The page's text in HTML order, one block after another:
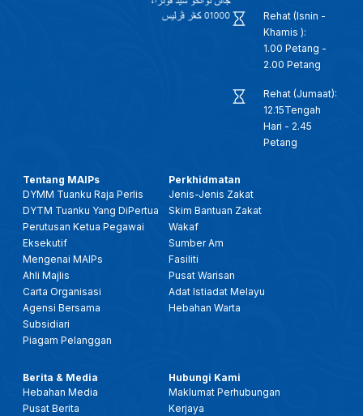
Rehat (Isnin -
Khamis ):
1.00 Petang -
2.00 Petang
Rehat (Jumaat):
12.15Tengah
Hari - 2.45
Petang
Tentang MAIPs
DYMM Tuanku Raja Perlis
DYTM Tuanku Yang DiPertua
Perutusan Ketua Pegawai
Eksekutif
Mengenai MAIPs
Ahli Majlis
Carta Organisasi
Agensi Bersama
Subsidiari
Piagam Pelanggan
Perkhidmatan
Jenis-Jenis Zakat
Skim Bantuan Zakat
Wakaf
Sumber Am
Fasiliti
Pusat Warisan
Adat Istiadat Melayu
Hebahan Warta
Berita & Media
Hebahan Media
Pusat Berita
Hubungi Kami
Maklumat Perhubungan
Kerjaya